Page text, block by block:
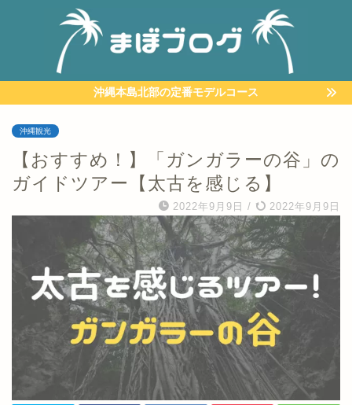
沖縄本島北部の定番モデルコース
沖縄観光
【おすすめ！】「ガンガラーの谷」の
ガイドツアー【太古を感じる】
2022年9月9日 / 2022年9月9日